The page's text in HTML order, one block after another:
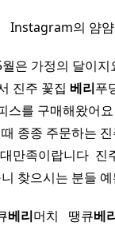
Instagram의 얌
월은 가정의 달이지
진주 꽃집 베리푸
스를 구매해왔어요
종종 주문하는
만족이랍니다 ​ 진
찾으시는 분들
베리머치 ​ ​ 땡큐베